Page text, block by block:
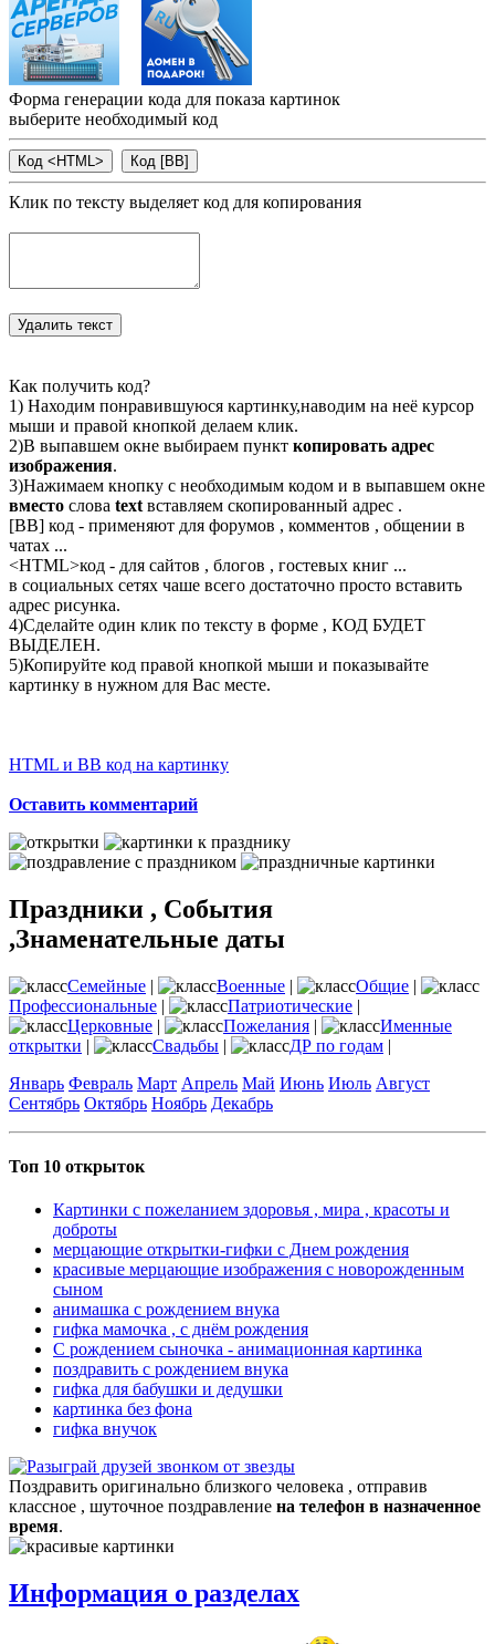
Форма генерации кода для показа картинок
выберите необходимый код
Клик по тексту выделяет код для копирования
Как получить код?
1) Находим понравившуюся картинку,наводим на неё курсор
мыши и правой кнопкой делаем клик.
2)В выпавшем окне выбираем пункт копировать адрес
изображения.
3)Нажимаем кнопку с необходимым кодом и в выпавшем окне
вместо слова text вставляем скопированный адрес .
[BB] код - применяют для форумов , комментов , общении в
чатах ...
<HTML>код - для сайтов , блогов , гостевых книг ...
в социальных сетях чаше всего достаточно просто вставить
адрес рисунка.
4)Сделайте один клик по тексту в форме , КОД БУДЕТ
ВЫДЕЛЕН.
5)Копируйте код правой кнопкой мыши и показывайте
картинку в нужном для Вас месте.
HTML и BB код на картинку
Оставить комментарий
Праздники , События
,Знаменательные даты
Семейные | Военные | Общие |
Профессиональные | Патриотические |
Церковные | Пожелания |
Именные
открытки | Свадьбы | ДР по годам |
Январь Февраль Март Апрель Май Июнь Июль Август
Сентябрь Октябрь Ноябрь Декабрь
Топ 10 открыток
Картинки с пожеланием здоровья , мира , красоты и
доброты
мерцающие открытки-гифки с Днем рождения
красивые мерцающие изображения с новорожденным
сыном
анимашка с рождением внука
гифка мамочка , с днём рождения
С рождением сыночка - анимационная картинка
поздравить с рождением внука
гифка для бабушки и дедушки
картинка без фона
гифка внучок
Поздравить оригинально близкого человека , отправив
классное , шуточное поздравление на телефон в назначенное
время.
Информация о разделах